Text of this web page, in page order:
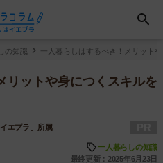
の知識 一人暮らしはするべき！メリット
リットや身につくスキルを
エプラ」所属
一人暮らしの知識
最終更新：2025年6月23日